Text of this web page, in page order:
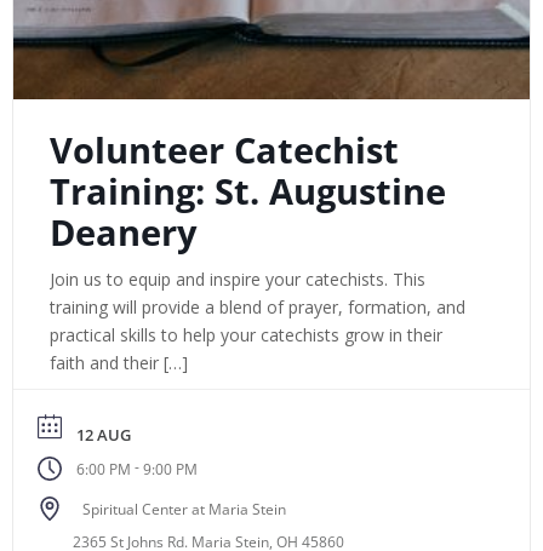
Volunteer Catechist
Training: St. Augustine
Deanery
Join us to equip and inspire your catechists. This
training will provide a blend of prayer, formation, and
practical skills to help your catechists grow in their
faith and their […]
12 AUG
6:00 PM -9:00 PM
Spiritual Center at Maria Stein
2365 St Johns Rd. Maria Stein, OH 45860